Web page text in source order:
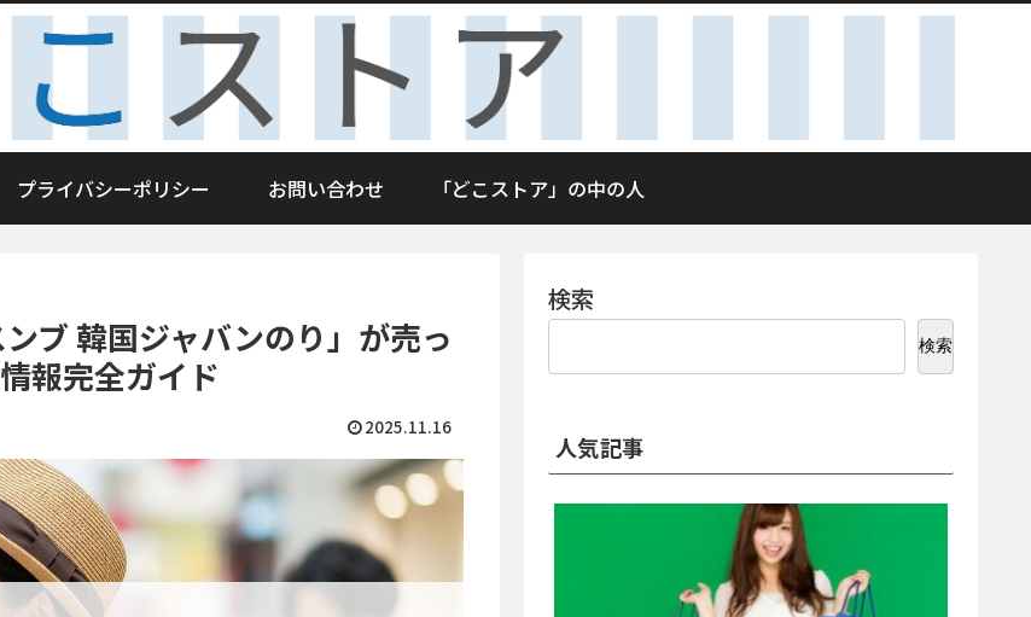
プライバシーポリシー お問い合わせ 「どこストア」の中の人
ブ 韓国ジャバンのり」が売っ
報完全ガイド
2025.11.16
検索
検索
人気記事